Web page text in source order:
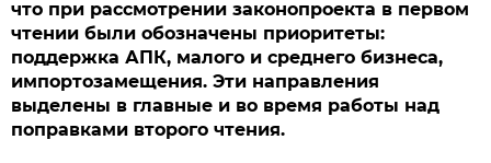
что при рассмотрении законопроекта в первом
чтении были обозначены приоритеты:
поддержка АПК, малого и среднего бизнеса,
импортозамещения. Эти направления
выделены в главные и во время работы над
поправками второго чтения.